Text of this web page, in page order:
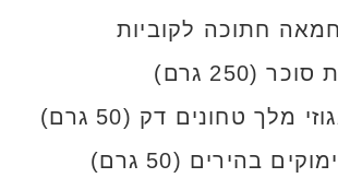
מלך טחונים דק (50 גרם)
בהירים (50 גרם)